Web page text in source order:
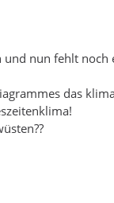
nun fehlt noch
das